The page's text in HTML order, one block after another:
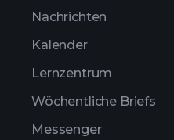
Nachrichten
Kalender
Lernzentrum
Wöchentliche Briefs
Messenger